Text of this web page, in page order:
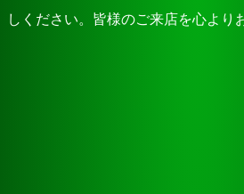
しください。皆様のご来店を心より